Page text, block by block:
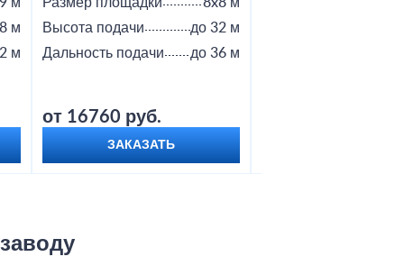
м
м
Высота подачи
до 32 м
Дальность подачи
до 36 м
от 16760 руб.
ЗАКАЗАТЬ